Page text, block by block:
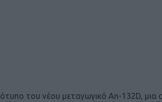
του νέου μεταγωγικό An-132D, μια